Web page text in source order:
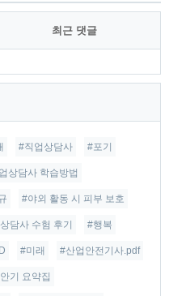
최근 댓글
#직업상담사 #포기
상담사 학습방법
#야외 활동 시 피부 보호
담사 수험 후기 #행복
#미래 #산업안전기사.pdf
기 요약집